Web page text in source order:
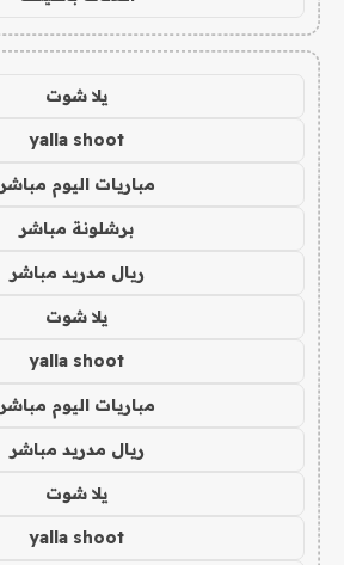
يلا شوت
yalla shoot
مباريات اليوم مباشر
برشلونة مباشر
ريال مدريد مباشر
يلا شوت
yalla shoot
مباريات اليوم مباشر
ريال مدريد مباشر
يلا شوت
yalla shoot